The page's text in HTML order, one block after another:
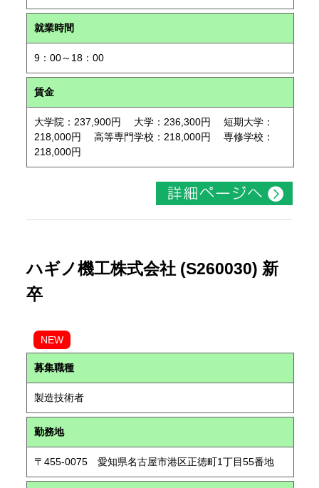
就業時間
9：00～18：00
賃金
大学院：237,900円 大学：236,300円 短期大学：
218,000円 高等専門学校：218,000円 専修学校：
218,000円
ハギノ機工株式会社 (S260030) 新
卒
NEW
募集職種
製造技術者
勤務地
〒455-0075 愛知県名古屋市港区正徳町1丁目55番地